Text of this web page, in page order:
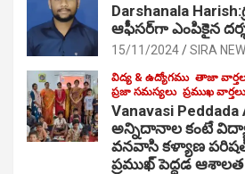
Darshanala
ఆఫీసర్‌గా ఎంపికైన
15/11/2024 SIRA
విద్య & ఉద్యోగము తాజా
ప్రజా సమస్యలు ప్రముఖ వార్తలు
Vanavasi Peddada
అన్నిదానాల కంటే
వనవాసి కళ్యాణ
ప్రముఖ్ పెద్దడ ఆశాలత